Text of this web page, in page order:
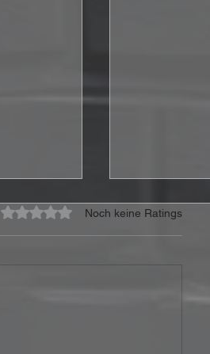
Mit 0 von 5 Sternen bewertet.
Noch keine Ratings